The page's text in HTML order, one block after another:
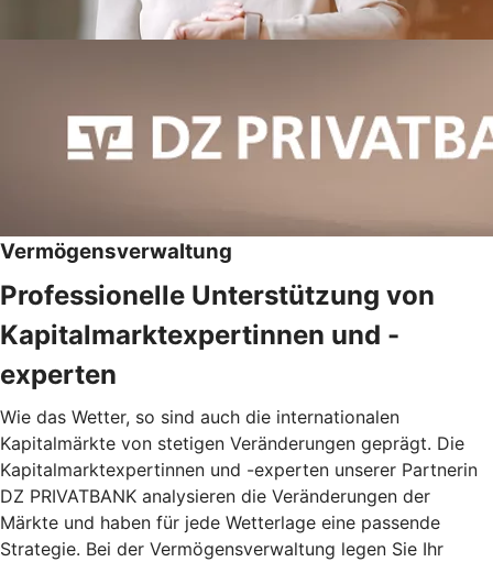
Vermögensverwaltung
Professionelle Unterstützung von
Kapitalmarktexpertinnen und -
experten
Wie das Wetter, so sind auch die internationalen
Kapitalmärkte von stetigen Veränderungen geprägt. Die
Kapitalmarktexpertinnen und -experten unserer Partnerin
DZ PRIVATBANK analysieren die Veränderungen der
Märkte und haben für jede Wetterlage eine passende
Strategie. Bei der Vermögensverwaltung legen Sie Ihr